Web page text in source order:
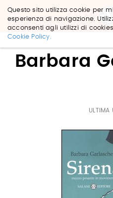
Questo sito utilizza cookie per
esperienza di navigazione.
acconsenti agli utilizzi di
Cookie Policy.
Salta
SaltaBarbara
ULTIMA